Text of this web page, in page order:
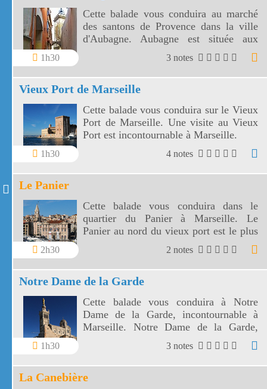
1h30
Cette balade vous conduira au marché
des santons de Provence dans la ville
d'Aubagne. Aubagne est située aux
portes de Marseille au pied du Garlaban
si cher à Marcel Pagnol.
3 notes
Vieux Port de Marseille
1h30
Cette balade vous conduira sur le Vieux
Port de Marseille. Une visite au Vieux
Port est incontournable à Marseille.
4 notes
Le Panier
2h30
Cette balade vous conduira dans le
quartier du Panier à Marseille. Le
Panier au nord du vieux port est le plus
ancien quartier de Marseille.
2 notes
Notre Dame de la Garde
1h30
Cette balade vous conduira à Notre
Dame de la Garde, incontournable à
Marseille. Notre Dame de la Garde,
construite sur une butte, veille sur
Marseille depuis 1864.
3 notes
La Canebière